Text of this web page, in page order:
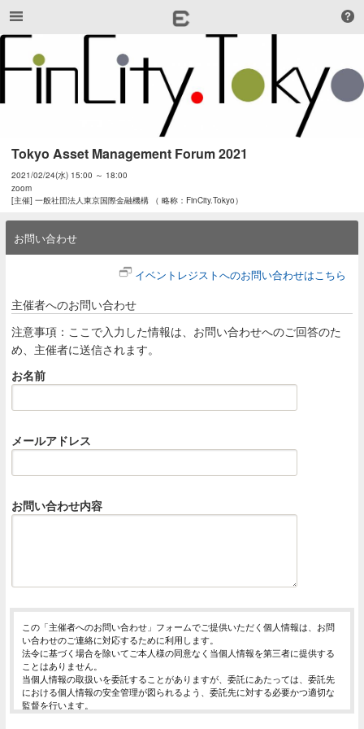
Tokyo Asset Management Forum 2021
2021/02/24(水) 15:00 ～ 18:00
zoom
[主催] 一般社団法人東京国際金融機構 （ 略称：FinCity.Tokyo）
お問い合わせ
イベントレジストへのお問い合わせはこちら
主催者へのお問い合わせ
注意事項：ここで入力した情報は、お問い合わせへのご回答のた
め、主催者に送信されます。
お名前
メールアドレス
お問い合わせ内容
この「主催者へのお問い合わせ」フォームでご提供いただく個人情報は、お問
い合わせのご連絡に対応するために利用します。
法令に基づく場合を除いてご本人様の同意なく当個人情報を第三者に提供する
ことはありません。
当個人情報の取扱いを委託することがありますが、委託にあたっては、委託先
における個人情報の安全管理が図られるよう、委託先に対する必要かつ適切な
監督を行います。